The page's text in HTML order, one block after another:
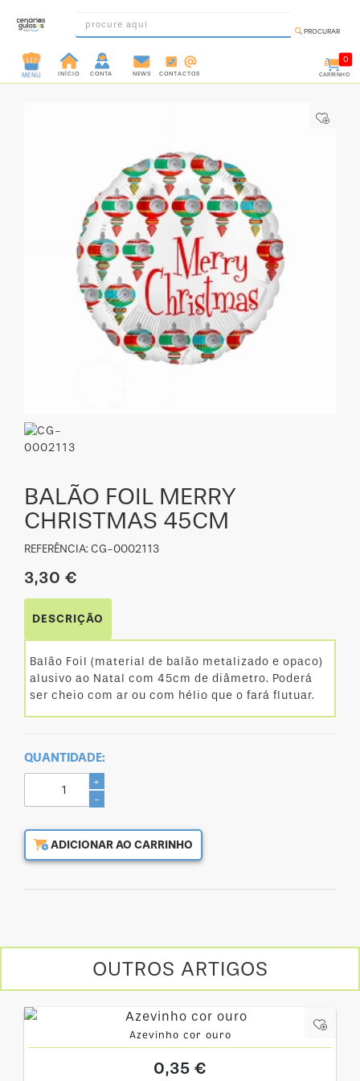
UTENSÍLIOS
DECORAÇÃO
DESCARTÁVEIS
PROCURAR
MENU INÍCIO CONTA NEWS CONTACTOS
0
CARRINHO
BALÃO FOIL MERRY
CHRISTMAS 45CM
REFERÊNCIA: CG-0002113
3,30 €
DESCRIÇÃO
Balão Foil (material de balão metalizado e opaco)
alusivo ao Natal com 45cm de diâmetro. Poderá
ser cheio com ar ou com hélio que o fará flutuar.
QUANTIDADE:
+
-
ADICIONAR AO CARRINHO
OUTROS ARTIGOS
Azevinho cor ouro
0,35 €